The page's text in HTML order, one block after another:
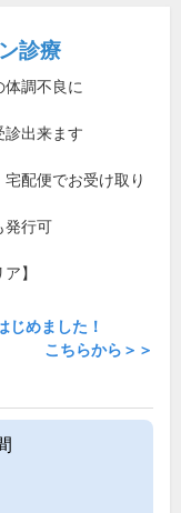
診療
調不良に
診出来ます
配便でお受け取り
発行可
】
じめました！
こちらから＞＞